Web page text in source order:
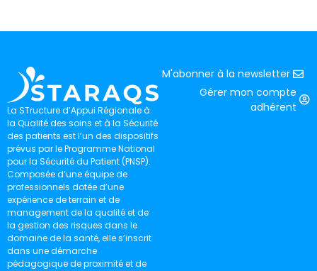
La STructure d’Appui Régionale à
la Qualité des soins et à la Sécurité
des patients est l’un des dispositifs
prévus par le Programme National
pour la Sécurité du Patient (PNSP).
Composée d’une équipe de
professionnels dotée d’une
expérience de terrain et de
management de la qualité et de
la gestion des risques dans le
domaine de la santé, elle s’inscrit
dans une démarche
pédagogique de proximité et de
M'abonner à la newsletter
Gérer mon compte
adhérent